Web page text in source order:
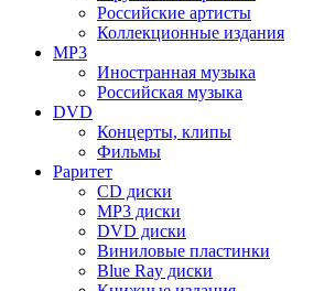
Российские артисты
Коллекционные издания
MP3
Иностранная музыка
Российская музыка
DVD
Концерты, клипы
Фильмы
Раритет
CD диски
MP3 диски
DVD диски
Виниловые пластинки
Blue Ray диски